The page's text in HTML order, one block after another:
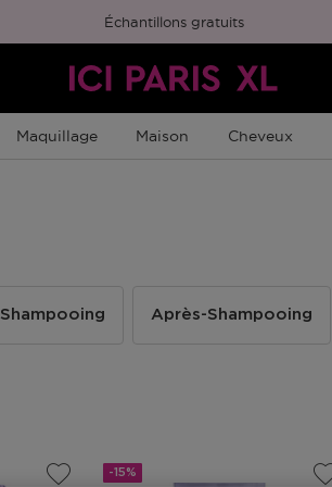
Échantillons gratuits
Maquillage Maison Cheveux
Shampooing Après-Shampooing
-15%